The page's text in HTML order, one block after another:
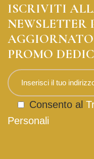
ISCRIVITI
NEWSLETTER
PROMO
Consento al
Personali